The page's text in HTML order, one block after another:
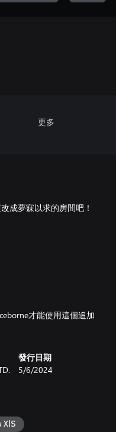
更多
成夢寐以求的房間吧！
才能使用這個追加
發行日期
5/6/2024
X|S